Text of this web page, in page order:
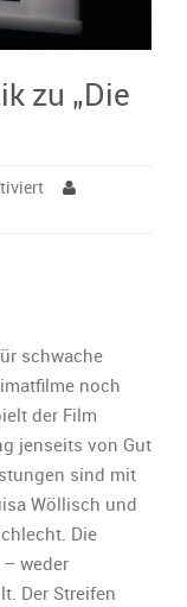
zu „Die
für
schwache
noch
der Film
jenseits von Gut
sind mit
Wöllisch und
Die
weder
Der Streifen